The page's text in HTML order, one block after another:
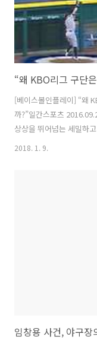
“왜 KBO리그 구단
[베이스볼인플레이] “왜
까?”일간스포츠
상상을 뛰어넘는 세밀하
점 등 고전적인 기록은 논
2018. 1. 9.
임창용 사건, 야구